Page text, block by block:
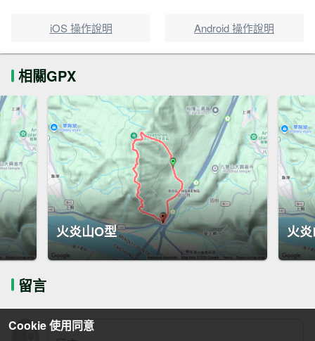
iOS 操作說明 Android 操作說明
相關GPX
火炎山O型 火
留言
Cookie 使用同意